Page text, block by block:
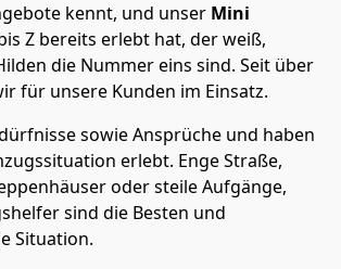
kennt, und unser Mini
Z bereits erlebt hat, der weiß,
die Nummer eins sind. Seit über
für unsere Kunden im Einsatz.
sowie Ansprüche und haben
erlebt. Enge Straße,
oder steile Aufgänge,
sind die Besten und
Situation.